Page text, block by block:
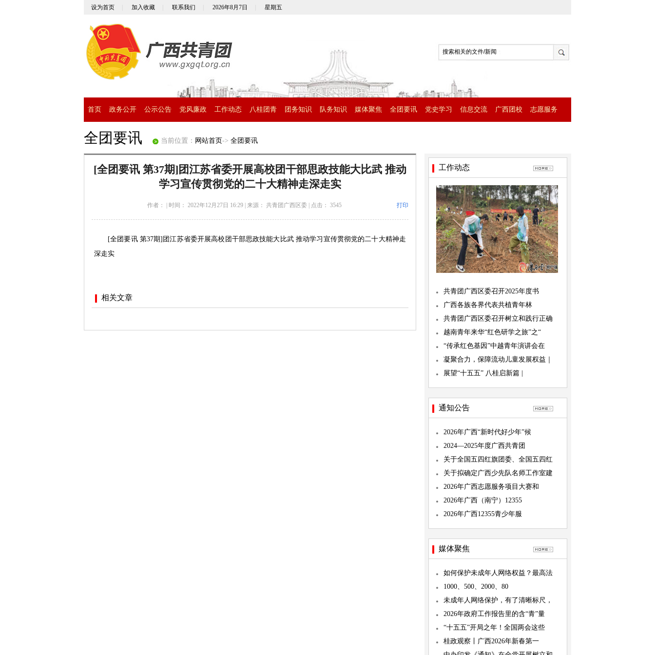
设为首页 加入收藏 联系我们 2026年8月7日 星期五
首页 政务公开 公示公告 党风廉政 工作动态 八桂团青 团务知识 队务知识 媒体聚焦 全团要讯 党史学习 信息交流 广西团校 志愿服务
全团要讯 当前位置： 网站首页-> 全团要讯
[全团要讯 第37期]团江苏省委开展高校团干部思政技能大比武 推动
学习宣传贯彻党的二十大精神走深走实
作者： 时间： 2022年12月27日 16:29 来源： 共青团广西区委 点击： 3545 打印
[全团要讯 第37期]团江苏省委开展高校团干部思政技能大比武 推动学习宣传贯彻党的二十大精神走
深走实
相关文章
工作动态
共青团广西区委召开2025年度书
广西各族各界代表共植青年林
共青团广西区委召开树立和践行正确
越南青年来华“红色研学之旅”之“
“传承红色基因”中越青年演讲会在
凝聚合力，保障流动儿童发展权益｜
展望“十五五” 八桂启新篇 |
通知公告
2026年广西“新时代好少年”候
2024—2025年度广西共青团
关于全国五四红旗团委、全国五四红
关于拟确定广西少先队名师工作室建
2026年广西志愿服务项目大赛和
2026年广西（南宁）12355
2026年广西12355青少年服
媒体聚焦
如何保护未成年人网络权益？最高法
1000、500、2000、80
未成年人网络保护，有了清晰标尺，
2026年政府工作报告里的含“青”量
“十五五”开局之年！全国两会这些
桂政观察丨广西2026年新春第一